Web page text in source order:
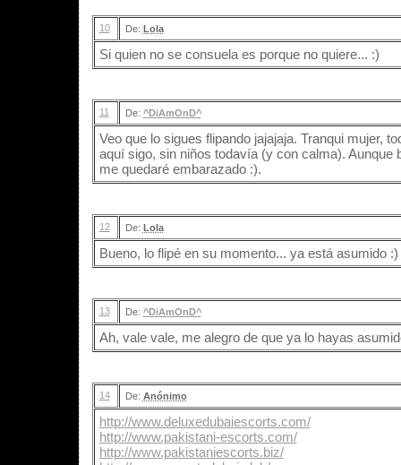
10 De: Lola
Si quien no se consuela es porque no quiere... :)
11 De: ^DiAmOnD^
Veo que lo sigues flipando jajajaja. Tranqui mujer,
aquí sigo, sin niños todavía (y con calma). Aunque
me quedaré embarazado :).
12 De: Lola
Bueno, lo flipé en su momento... ya está asumido :)
13 De: ^DiAmOnD^
Ah, vale vale, me alegro de que ya lo hayas
14 De: Anónimo
http://www.deluxedubaiescorts.com/
http://www.pakistani-escorts.com/
http://www.pakistaniescorts.biz/